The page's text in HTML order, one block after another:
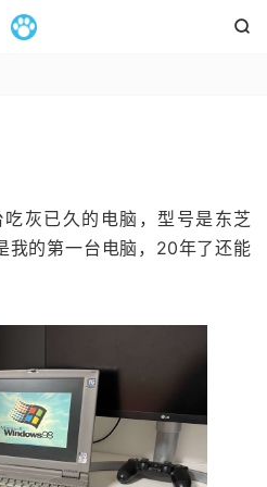

灰已久的电脑，型号是东芝
我的第一台电脑，20年了还能